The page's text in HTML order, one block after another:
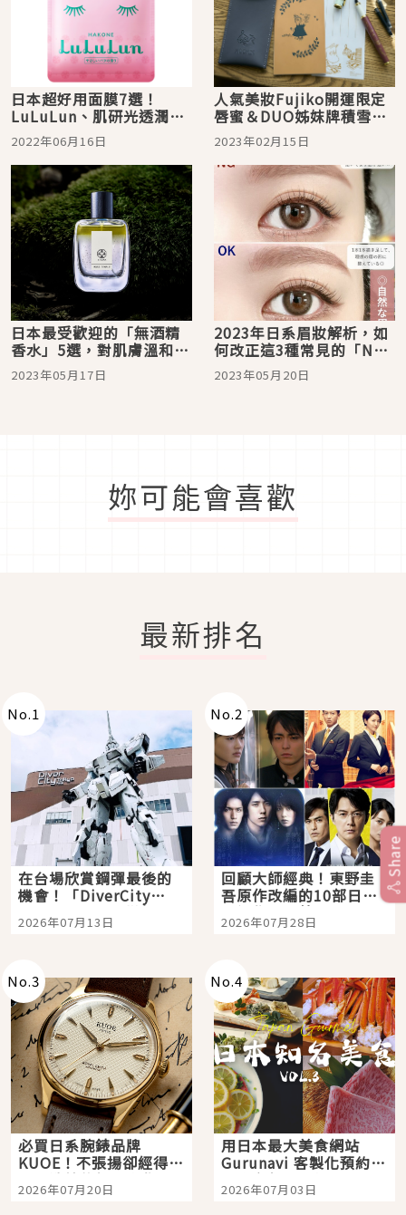
日本超好用面膜7選！
LuLuLun、肌研光透潤、
超保濕酒粕面膜用過必回
購
2022年06月16日
人氣美妝Fujiko開運限定
唇蜜＆DUO姊妺牌積雪草
面膜搶先體驗！日本雜誌
贈品2023年2月最新情報
2023年02月15日
日本最受歡迎的「無酒精
香水」5選，對肌膚溫和的
自然香氣使用起來更加安
心
2023年05月17日
2023年日系眉妝解析，如
何改正這3種常見的「NG
眉」畫法？
2023年05月20日
妳可能會喜歡
最新排名
No.1
在台場欣賞鋼彈最後的
機會！「DiverCity
Tokyo Plaza」搭船、
購物、美食及夜景，一
2026年07月13日
No.2
回顧大師經典！東野圭
吾原作改編的10部日本
影視作品推薦
2026年07月28日
No.3
必買日系腕錶品牌
KUOE！不張揚卻經得起
時間洗鍊的經典之作五
選
2026年07月20日
No.4
用日本最大美食網站
Gurunavi 客製化預約九
大都市餐廳，打造專屬
美食體驗！
2026年07月03日
Share